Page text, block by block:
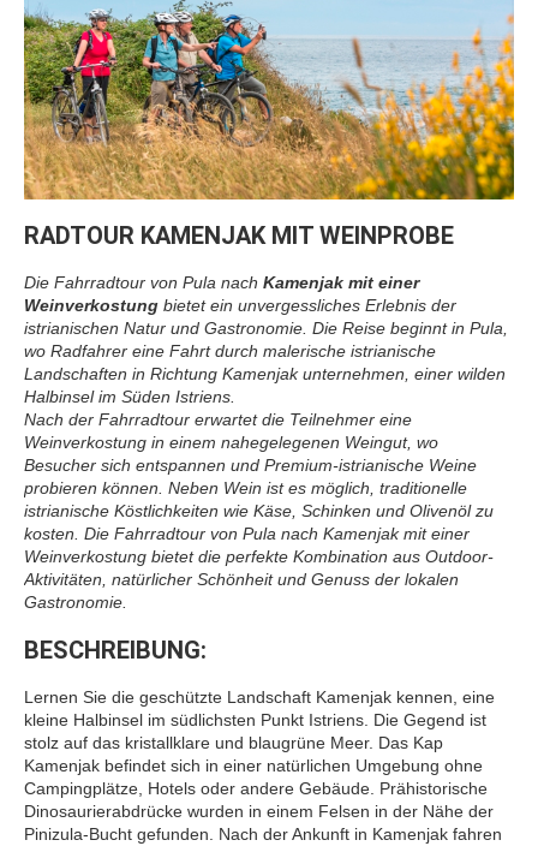
RADTOUR KAMENJAK MIT WEINPROBE
Die Fahrradtour von Pula nach Kamenjak mit einer
Weinverkostung bietet ein unvergessliches Erlebnis der
istrianischen Natur und Gastronomie. Die Reise beginnt in Pula,
wo Radfahrer eine Fahrt durch malerische istrianische
Landschaften in Richtung Kamenjak unternehmen, einer wilden
Halbinsel im Süden Istriens.
Nach der Fahrradtour erwartet die Teilnehmer eine
Weinverkostung in einem nahegelegenen Weingut, wo
Besucher sich entspannen und Premium-istrianische Weine
probieren können. Neben Wein ist es möglich, traditionelle
istrianische Köstlichkeiten wie Käse, Schinken und Olivenöl zu
kosten. Die Fahrradtour von Pula nach Kamenjak mit einer
Weinverkostung bietet die perfekte Kombination aus Outdoor-
Aktivitäten, natürlicher Schönheit und Genuss der lokalen
Gastronomie.
BESCHREIBUNG:
Lernen Sie die geschützte Landschaft Kamenjak kennen, eine
kleine Halbinsel im südlichsten Punkt Istriens. Die Gegend ist
stolz auf das kristallklare und blaugrüne Meer. Das Kap
Kamenjak befindet sich in einer natürlichen Umgebung ohne
Campingplätze, Hotels oder andere Gebäude. Prähistorische
Dinosaurierabdrücke wurden in einem Felsen in der Nähe der
Pinizula-Bucht gefunden. Nach der Ankunft in Kamenjak fahren